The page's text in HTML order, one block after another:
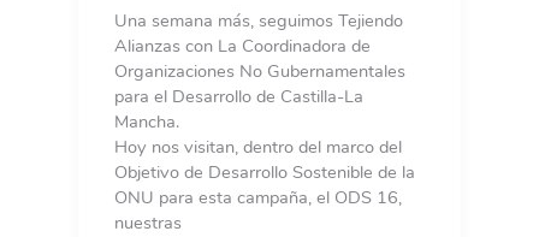
Una semana más, seguimos Tejiendo
Alianzas con La Coordinadora de
Organizaciones No Gubernamentales
para el Desarrollo de Castilla-La
Mancha.
Hoy nos visitan, dentro del marco del
Objetivo de Desarrollo Sostenible de la
ONU para esta campaña, el ODS 16,
nuestras